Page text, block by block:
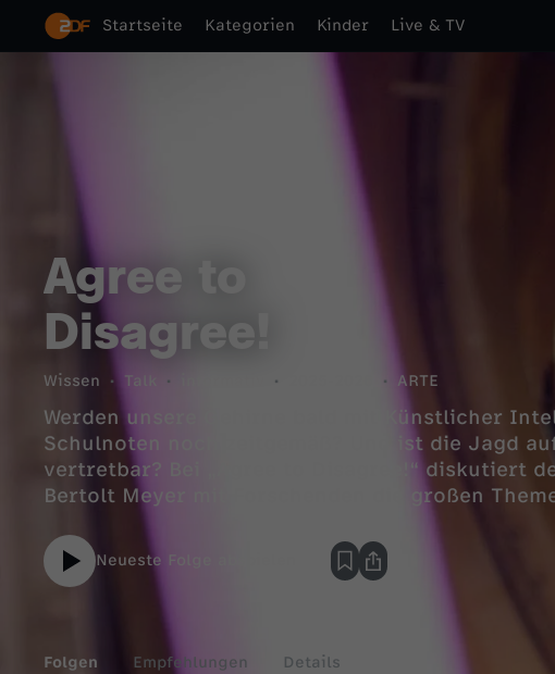
Startseite Kategorien Kinder Live & TV
Agree to
Disagree!
Wissen Talk ARTE
Werden unsere Gehirne bald mit Künstlicher
Schulnoten noch zeitgemäß? Und ist die Jagd
vertretbar? Bei „Agree to Disagree!“ diskutiert
Bertolt Meyer mit Forschenden die großen
kontrovers und auf Augenhöhe. Unterhaltung
aus der Wissenschaft sind garantiert!
Neueste Folge abspielen
Folgen Empfehlungen Details